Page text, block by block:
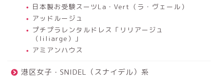
日本製お受験スーツLa・Vert（ラ・ヴェール）
アッドルージュ
プチプラレンタルドレス「リリアージュ
（liliarge）」
アミアンハウス
港区女子・SNIDEL（スナイデル）系